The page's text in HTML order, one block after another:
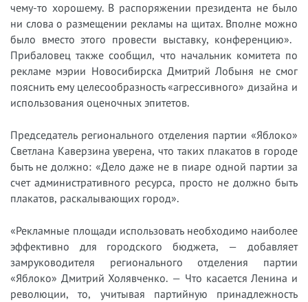
чему-то хорошему. В распоряжении президента не было
ни слова о размещении рекламы на щитах. Вполне можно
было вместо этого провести выставку, конференцию». ​
Прибаловец также сообщил, что начальник комитета по
рекламе мэрии Новосибирска Дмитрий Лобыня не смог
пояснить ему целесообразность «агрессивного» дизайна и
использования оценочных эпитетов.
Председатель регионального отделения партии «Яблоко»
Светлана Каверзина уверена, что таких плакатов в городе
быть не должно: «Дело даже не в пиаре одной партии за
счет административного ресурса, просто не должно быть
плакатов, раскалывающих город».
«Рекламные площади использовать необходимо наиболее
эффективно для городского бюджета, — добавляет
замруководителя регионального отделения партии
«Яблоко» Дмитрий Холявченко. — Что касается Ленина и
революции, то, учитывая партийную принадлежность